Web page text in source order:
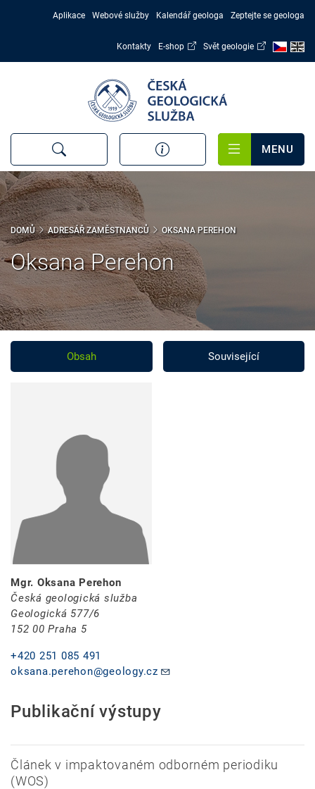
Aplikace Webové služby Kalendář geologa Zeptejte se geologa
Kontakty E-shop Svět geologie
MENU
DOMŮ ADRESÁŘ ZAMĚSTNANCŮ OKSANA PEREHON
Oksana Perehon
Obsah Související
Mgr. Oksana Perehon
Česká geologická služba
Geologická 577/6
152 00 Praha 5
+420 251 085 491
oksana.perehon@geology.cz
Publikační výstupy
Článek v impaktovaném odborném periodiku
(WOS)